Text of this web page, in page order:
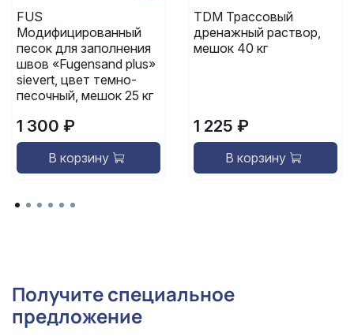
FUS
Модифицированный
песок для заполнения
швов «Fugensand plus»
sievert, цвет темно-
песочный, мешок 25 кг
1 300 ₽
В корзину
TDM Трассовый
дренажный раствор,
мешок 40 кг
1 225 ₽
В корзину
Получите специальное
предложение